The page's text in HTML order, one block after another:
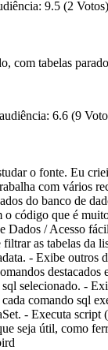
9.5 (2 Votos)
com tabelas
6.6 (9
o fonte. Eu
com vários
do banco de
código que é
Dados / Acesso
filtrar as tabelas da
- Exibe outros
destacados
selecionado. -
comando sql
- Executa script
seja útil, como